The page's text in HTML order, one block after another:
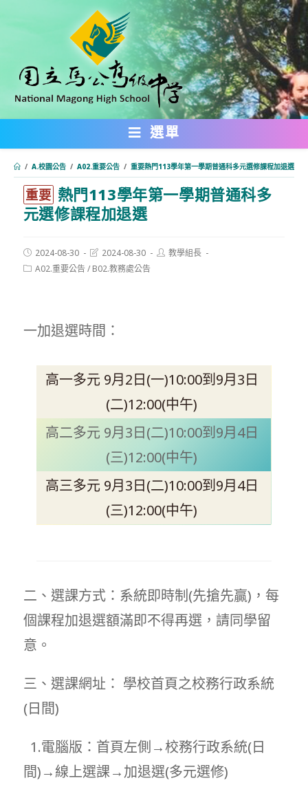
內
選單
/ A.校園公告 / A02.重要公告 / 重要熱門113學年第一學期普通科多元選修課程加退選
重要 熱門113學年第一學期普通科多
元選修課程加退選
Post
published:
2024-08-30
Post
modified:
2024-08-30
Post教學組長
PostA02.重要公告/ B02.教務處公告
一加退選時間：
高一多元 9月2日(一)10:00到9月3日
(二)12:00(中午)
高二多元 9月3日(二)10:00到9月4日
(三)12:00(中午)
高三多元 9月3日(二)10:00到9月4日
(三)12:00(中午)
二、選課方式：系統即時制(先搶先贏)，每
個課程加退選額滿即不得再選，請同學留
意。
三、選課網址： 學校首頁之校務行政系統
(日間)
1.電腦版：首頁左側→校務行政系統(日
間)→線上選課→加退選(多元選修)